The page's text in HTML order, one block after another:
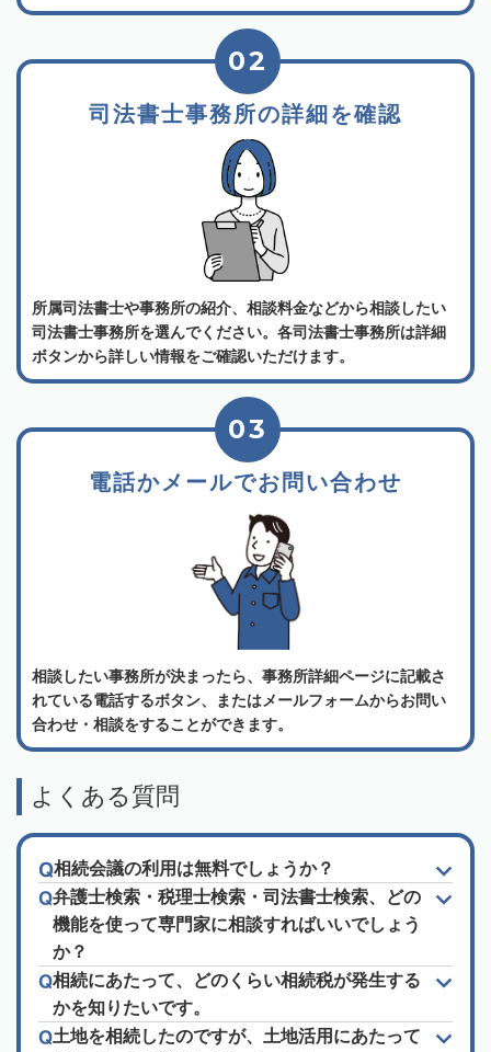
司法書士事務所の詳細を確認
02
所属司法書士や事務所の紹介、相談料金などから相談したい
司法書士事務所を選んでください。各司法書士事務所は詳細
ボタンから詳しい情報をご確認いただけます。
電話かメールでお問い合わせ
03
相談したい事務所が決まったら、事務所詳細ページに記載さ
れている電話するボタン、またはメールフォームからお問い
合わせ・相談をすることができます。
よくある質問
相続会議の利用は無料でしょうか？
弁護士検索・税理士検索・司法書士検索、どの
機能を使って専門家に相談すればいいでしょう
か？
相続にあたって、どのくらい相続税が発生する
かを知りたいです。
土地を相続したのですが、土地活用にあたって